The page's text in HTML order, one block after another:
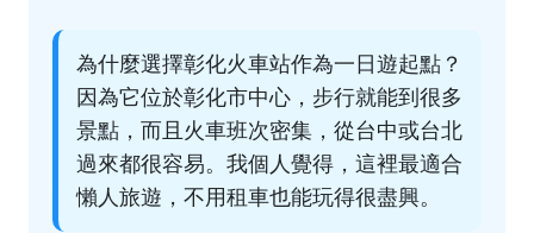
為什麼選擇彰化火車站作為一日遊起點？
因為它位於彰化市中心，步行就能到很多
景點，而且火車班次密集，從台中或台北
過來都很容易。我個人覺得，這裡最適合
懶人旅遊，不用租車也能玩得很盡興。